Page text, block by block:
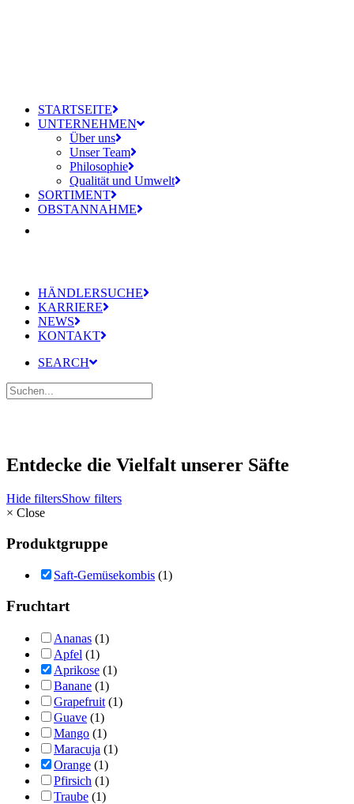
STARTSEITE
UNTERNEHMEN
Über uns
Unser Team
Philosophie
Qualität und Umwelt
SORTIMENT
OBSTANNAHME
HÄNDLERSUCHE
KARRIERE
NEWS
KONTAKT
SEARCH
Entdecke die Vielfalt unserer Säfte
Hide filtersShow filters
× Close
Produktgruppe
Saft-Gemüsekombis (1)
Fruchtart
Ananas (1)
Apfel (1)
Aprikose (1)
Banane (1)
Grapefruit (1)
Guave (1)
Mango (1)
Maracuja (1)
Orange (1)
Pfirsich (1)
Traube (1)